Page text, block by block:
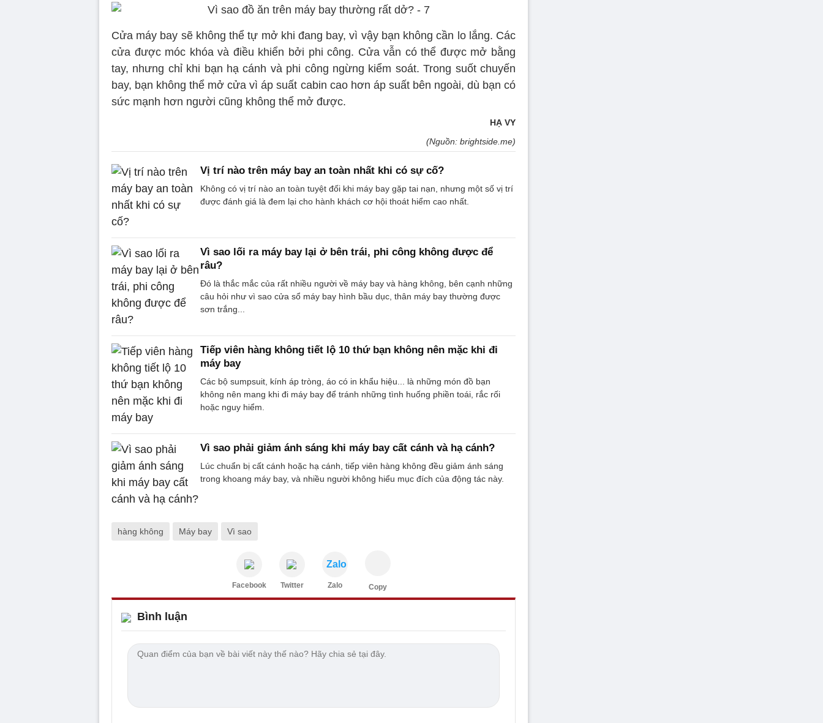
Cửa máy bay sẽ không thể tự mở khi đang bay, vì vậy bạn không cần lo lắng. Các
cửa được móc khóa và điều khiển bởi phi công. Cửa vẫn có thể được mở bằng
tay, nhưng chỉ khi bạn hạ cánh và phi công ngừng kiểm soát. Trong suốt chuyến
bay, bạn không thể mở cửa vì áp suất cabin cao hơn áp suất bên ngoài, dù bạn có
sức mạnh hơn người cũng không thể mở được.
HẠ VY
(Nguồn: brightside.me)
Vị trí nào trên máy bay an toàn nhất khi có sự cố?
Không có vị trí nào an toàn tuyệt đối khi máy bay gặp tai nạn, nhưng một số vị trí
được đánh giá là đem lại cho hành khách cơ hội thoát hiểm cao nhất.
Vì sao lối ra máy bay lại ở bên trái, phi công không được để
râu?
Đó là thắc mắc của rất nhiều người về máy bay và hàng không, bên cạnh những
câu hỏi như vì sao cửa sổ máy bay hình bầu dục, thân máy bay thường được
sơn trắng...
Tiếp viên hàng không tiết lộ 10 thứ bạn không nên mặc khi đi
máy bay
Các bộ sumpsuit, kính áp tròng, áo có in khẩu hiệu... là những món đồ bạn
không nên mang khi đi máy bay để tránh những tình huống phiền toái, rắc rối
hoặc nguy hiểm.
Vì sao phải giảm ánh sáng khi máy bay cất cánh và hạ cánh?
Lúc chuẩn bị cất cánh hoặc hạ cánh, tiếp viên hàng không đều giảm ánh sáng
trong khoang máy bay, và nhiều người không hiểu mục đích của động tác này.
hàng không Máy bay Vì sao
Facebook Twitter
Zalo
Zalo Copy
Bình luận